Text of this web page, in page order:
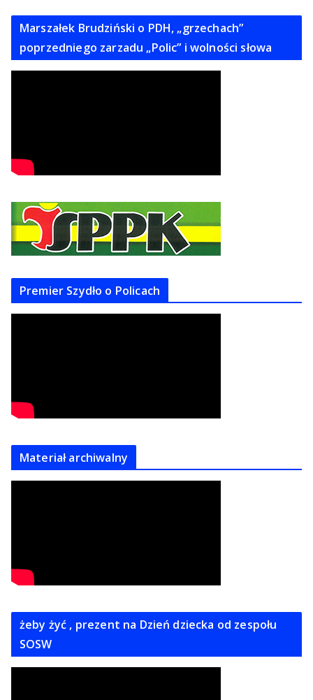
Marszałek Brudziński o PDH, „grzechach”
poprzedniego zarzadu „Polic” i wolności słowa
Premier Szydło o Policach
Materiał archiwalny
żeby żyć , prezent na Dzień dziecka od zespołu
SOSW